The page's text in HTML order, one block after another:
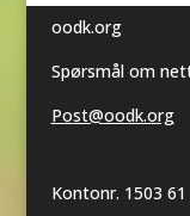
oodk.org
Spørsmål om
Post@oodk.org
Kontonr. 1503 61